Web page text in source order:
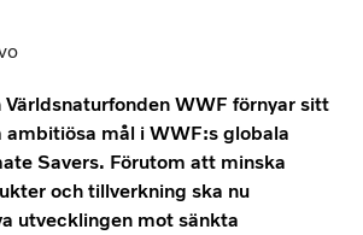
Världsnaturfonden WWF förnyar sitt
ambitiösa mål i WWF:s globala
Savers. Förutom att minska
och tillverkning ska nu
utvecklingen mot sänkta